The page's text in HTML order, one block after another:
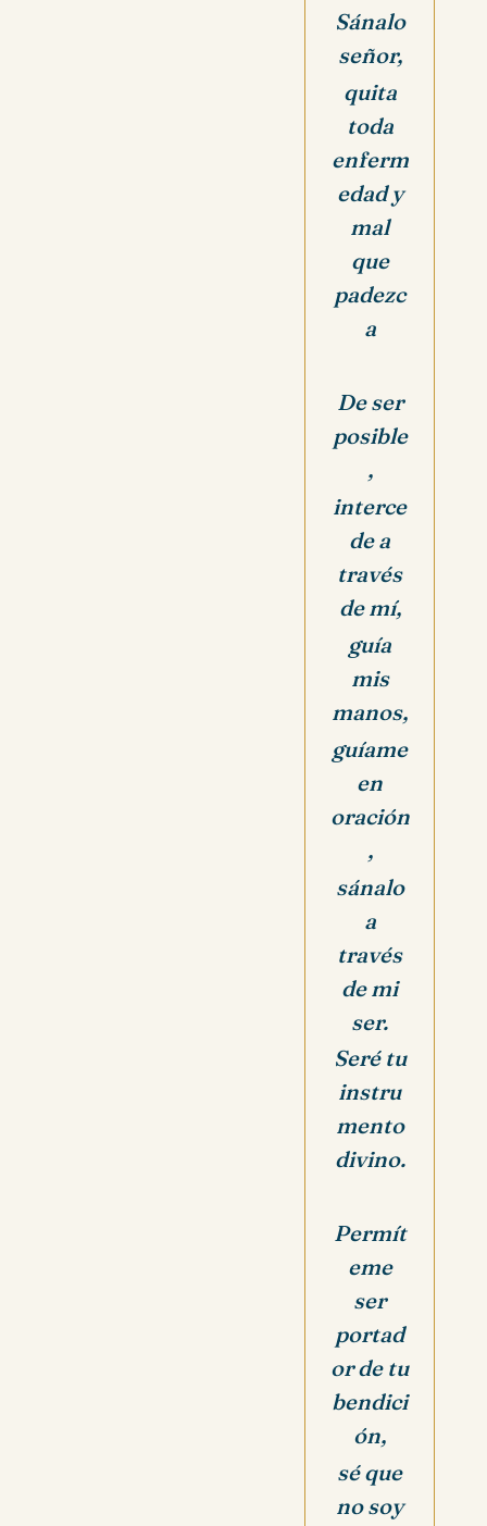
Sánalo
señor,
quita
toda
enferm
edad y
mal
que
padezc
a
De ser
posible
,
interce
de a
través
de mí,
guía
mis
manos,
guíame
en
oración
,
sánalo
a
través
de mi
ser.
Seré tu
instru
mento
divino.
Permít
eme
ser
portad
or de tu
bendici
ón,
sé que
no soy